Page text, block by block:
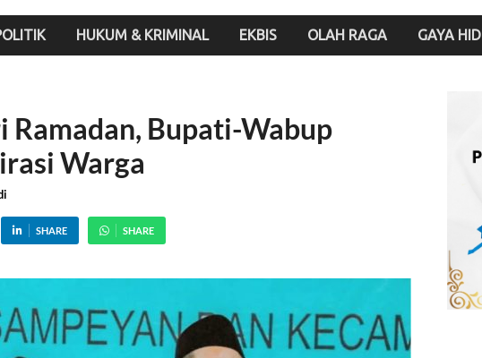
HUKUM & KRIMINAL EKBIS OLAH RAGA GAYA
Ramadan, Bupati-Wabup
Warga
SHARE SHARE